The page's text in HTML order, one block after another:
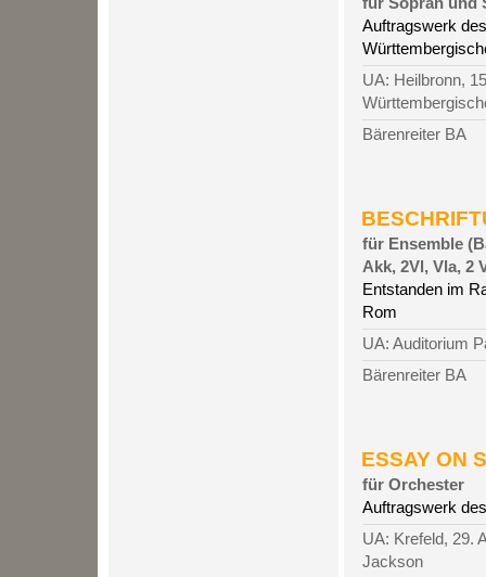
Auftragswerk
UA: Heilbronn,
Bärenreiter BA
für Ensemble
Akk, 2Vl, Vla, 2
Entstanden im
Rom
UA: Auditorium
Bärenreiter BA
ESSAY ON
für Orchester
Auftragswerk
UA: Krefeld, 29.
Jackson